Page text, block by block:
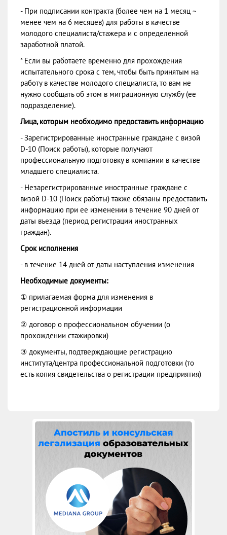
- При подписании контракта (более чем на 1 месяц ~
менее чем на 6 месяцев) для работы в качестве
молодого специалиста/стажера и с определенной
заработной платой.
* Если вы работаете временно для прохождения
испытательного срока с тем, чтобы быть принятым на
работу в качестве молодого специалиста, то вам не
нужно сообщать об этом в миграционную службу (ее
подразделение).
Лица, которым необходимо предоставить информацию
- Зарегистрированные иностранные граждане с визой
D-10 (Поиск работы), которые получают
профессиональную подготовку в компании в качестве
младшего специалиста.
- Незарегистрированные иностранные граждане с
визой D-10 (Поиск работы) также обязаны предоставить
информацию при ее изменении в течение 90 дней от
даты въезда (период регистрации иностранных
граждан).
Срок исполнения
- в течение 14 дней от даты наступления изменения
Необходимые документы:
① прилагаемая форма для изменения в
регистрационной информации
② договор о профессиональном обучении (о
прохождении стажировки)
③ документы, подтверждающие регистрацию
института/центра профессиональной подготовки (то
есть копия свидетельства о регистрации предприятия)